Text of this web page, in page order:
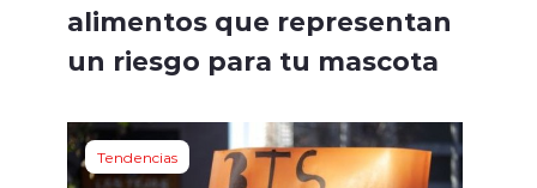
alimentos que representan
un riesgo para tu mascota
Tendencias